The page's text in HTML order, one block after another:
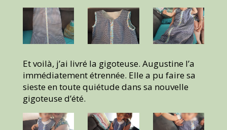
Et voilà, j’ai livré la gigoteuse. Augustine l’a
immédiatement étrennée. Elle a pu faire sa
sieste en toute quiétude dans sa nouvelle
gigoteuse d’été.